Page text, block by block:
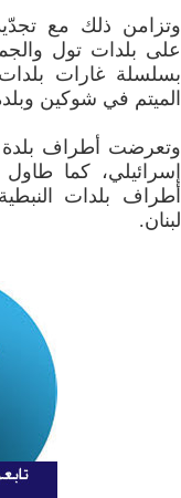
وتزامن ذلك مع
على بلدات تول
بسلسلة غارات
الميتم في شوكين
وتعرضت أطراف
إسرائيلي، كما
أطراف بلدات
لبنان.